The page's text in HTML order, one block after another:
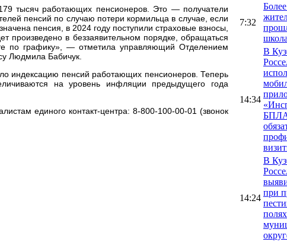
тысяч работающих пенсионеров. Это — получатели
пенсий по случаю потери кормильца в случае, если
пенсия, в 2024 году поступили страховые взносы,
произведено в беззаявительном порядке, обращаться
по графику», — отметила управляющий Отделением
Людмила Бабичук.
индексацию пенсий работающих пенсионеров. Теперь
на уровень инфляции предыдущего года
единого контакт-центра: 8-800-100-00-01 (звонок
7:32
14:34
В
БПЛА
14:24
В
при